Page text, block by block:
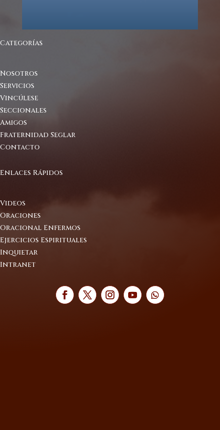
Categorías
Nosotros
Servicios
Vincúlese
Seccionales
Amigos
Fraternidad Seglar
Contacto
Enlaces Rápidos
Videos
Oraciones
Oracional Enfermos
Ejercicios Espirituales
Inquietar
Intranet